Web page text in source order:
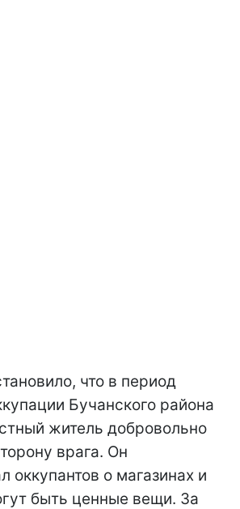
что в период
Бучанского района
житель добровольно
врага. Он
оккупантов о магазинах и
быть ценные вещи. За